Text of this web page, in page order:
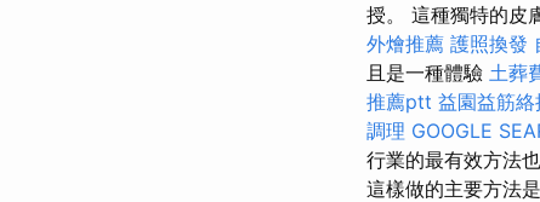
授。 這種獨特的皮
外燴推薦 護照換發
且是一種體驗 土葬
推薦ptt 益園益筋絡
調理 GOOGLE
行業的最有效方法
這樣做的主要方法